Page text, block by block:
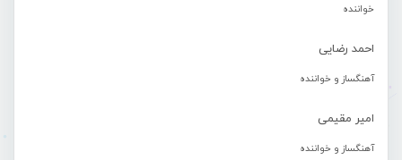
خواننده
احمد رضایی
آهنگساز و خواننده
امیر مقیمی
آهنگساز و خواننده